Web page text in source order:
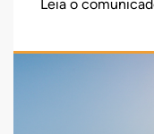
Leia o